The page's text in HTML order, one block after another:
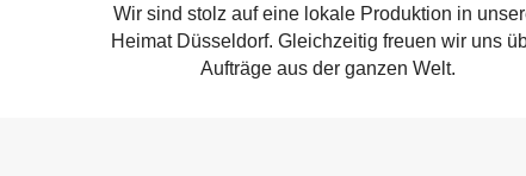
Wir sind stolz auf eine lokale Produktion in
Heimat Düsseldorf. Gleichzeitig freuen wir uns
Aufträge aus der ganzen Welt.